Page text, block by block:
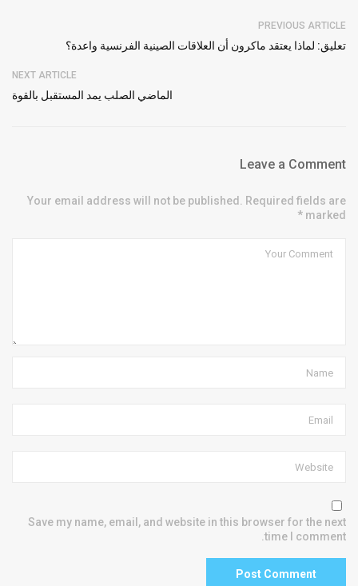
PREVIOUS ARTICLE
تعليق: لماذا يعتقد ماكرون أن العلاقات الصينية الفرنسية واعدة؟
NEXT ARTICLE
الماضي الصلب يمد المستقبل بالقوة
Leave a Comment
Your email address will not be published. Required fields are
marked *
Save my name, email, and website in this browser for the next
time I comment.